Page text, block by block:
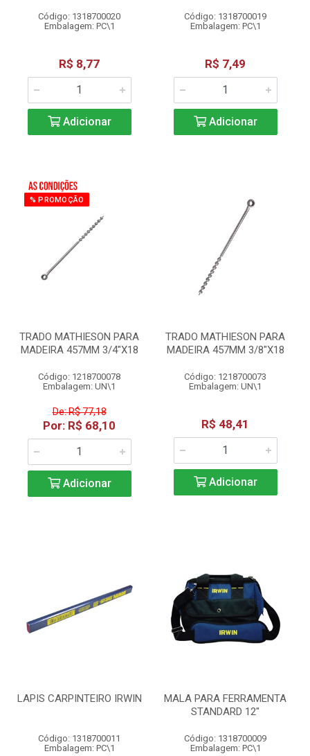
Código: 1318700020
Embalagem: PC\1
R$ 8,77
Adicionar
Código: 1318700019
Embalagem: PC\1
R$ 7,49
Adicionar
% PROMOÇÃO
TRADO MATHIESON PARA
MADEIRA 457MM 3/4"X18
Código: 1218700078
Embalagem: UN\1
De: R$ 77,18
Por: R$ 68,10
Adicionar
TRADO MATHIESON PARA
MADEIRA 457MM 3/8"X18
Código: 1218700073
Embalagem: UN\1
R$ 48,41
Adicionar
LAPIS CARPINTEIRO IRWIN
Código: 1318700011
Embalagem: PC\1
MALA PARA FERRAMENTA
STANDARD 12"
Código: 1318700009
Embalagem: PC\1